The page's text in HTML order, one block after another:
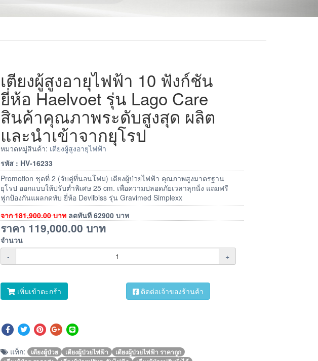
เตียงผู้สูงอายุไฟฟ้า 10 ฟังก์ชัน
ยี่ห้อ Haelvoet รุ่น Lago Care
สินค้าคุณภาพระดับสูงสุด ผลิต
และนำเข้าจากยุโรป
หมวดหมู่สินค้า: เตียงผู้สูงอายุไฟฟ้า
รหัส : HV-16233
Promotion ชุดที่ 2 (จับคู่ที่นอนโฟม) เตียงผู้ป่วยไฟฟ้า คุณภาพสูงมาตรฐาน
ยุโรป ออกแบบให้ปรับต่ำพิเศษ 25 cm. เพื่อความปลอดภัยเวลาลุกนั่ง แถมฟรี
ฟูกป้องกันแผลกดทับ ยี่ห้อ Devilbiss รุ่น Gravimed Simplexx
จาก181,900.00บาท ลดทันที 62900 บาท
ราคา 119,000.00 บาท
จำนวน
-
+
เพิ่มเข้าตะกร้า ติดต่อเจ้าของร้านค้า
แท็ก: เตียงผู้ป่วย เตียงผู้ป่วยไฟฟ้า
เตียงผู้ป่วยไฟฟ้า ราคาถูก